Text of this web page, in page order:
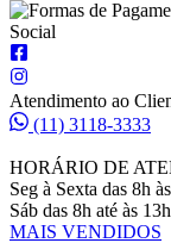
Social
Atendimento ao
(11) 3118-3333
HORÁRIO DE
Seg à Sexta das 8h
Sáb das 8h até às 13h
MAIS VENDIDOS